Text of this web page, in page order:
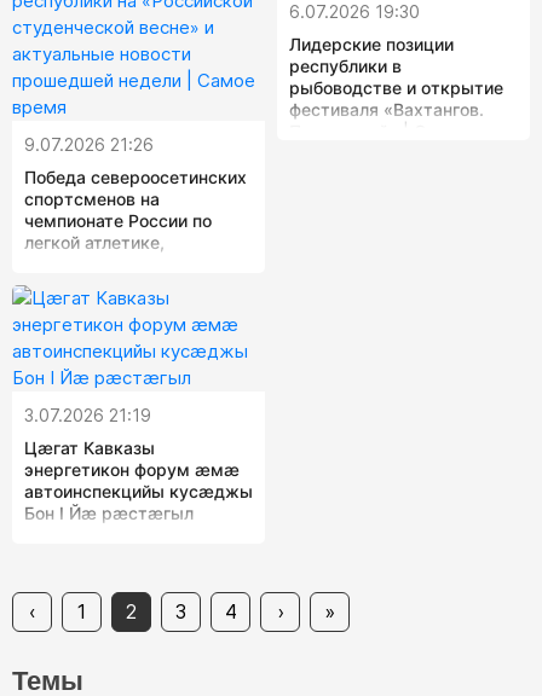
9.07.2026 21:26
Победа североосетинских
спортсменов на
чемпионате России по
легкой атлетике,
республики на
«Российской студенческой
весне» и актуальные
новости прошедшей
недели | Самое время
6.07.2026 19:30
Лидерские позиции
республики в
рыбоводстве и открытие
фестиваля «Вахтангов.
Путь домой» | Самое
3.07.2026 21:19
Цæгат Кавказы
энергетикон форум æмæ
автоинспекцийы кусæджы
Бон I Йæ рæстæгыл
‹ 1 2 3 4 › »
Темы